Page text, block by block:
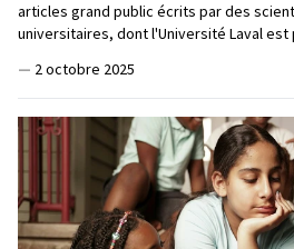
articles grand public écrits par des
universitaires, dont l'Université Laval est
— 2 octobre 2025